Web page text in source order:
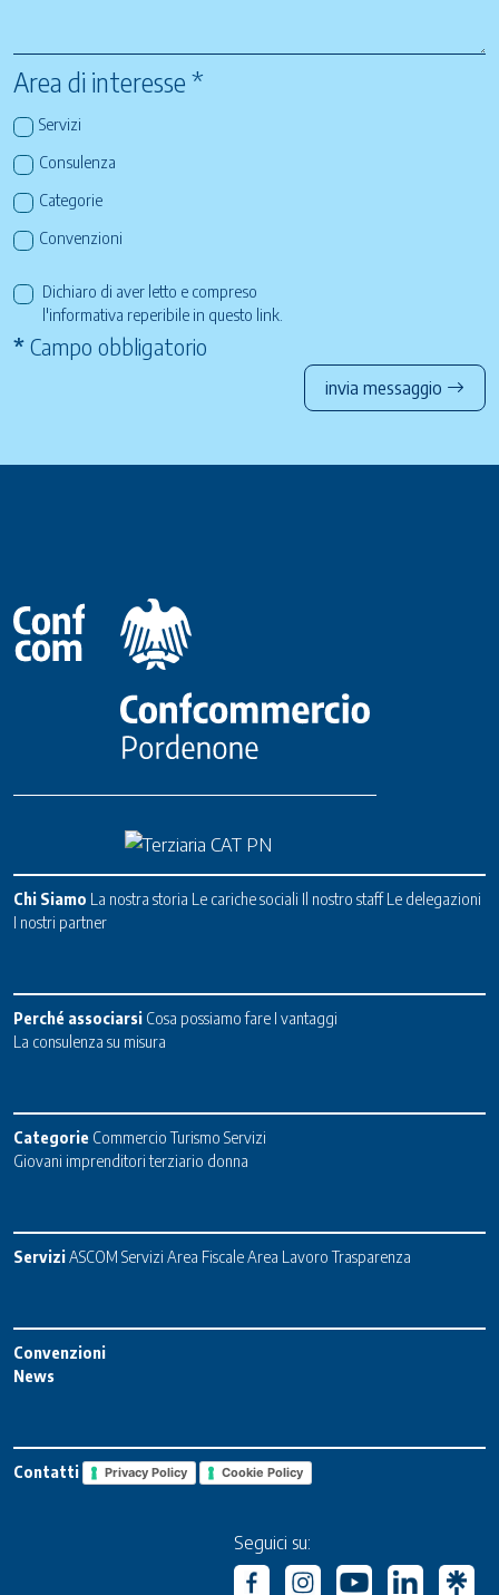
Area di interesse *
Servizi
Consulenza
Categorie
Convenzioni
Dichiaro di aver letto e compreso
l'informativa reperibile in questo link
* Campo obbligatorio
invia messaggio
Chi Siamo La nostra storia Le cariche sociali Il nostro staff Le delegazioni
I nostri partner
Perché associarsi Cosa possiamo fare I vantaggi
La consulenza su misura
Categorie Commercio Turismo Servizi
Giovani imprenditori terziario donna
ServiziASCOM Servizi Area FiscaleArea Lavoro Trasparenza
Convenzioni
News
Contatti Privacy Policy Cookie Policy
Seguici su: